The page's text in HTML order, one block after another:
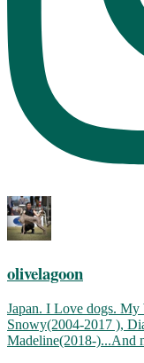
olivelagoon
Japan. I Love dogs.
Snowy(2004-2017 ),
Madeline(2018-)...And